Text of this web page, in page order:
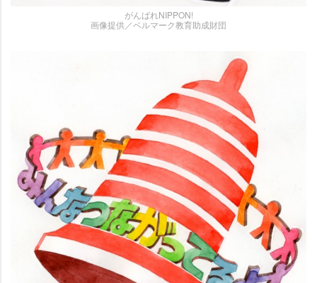
がんばれNIPPON!
画像提供／ベルマーク教育助成財団